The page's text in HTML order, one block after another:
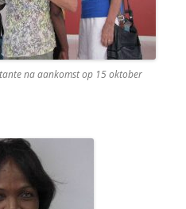
na aankomst op 15 oktober